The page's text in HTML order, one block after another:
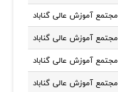
مجتمع آموزش عالی گناباد
مجتمع آموزش عالی گناباد
مجتمع آموزش عالی گناباد
مجتمع آموزش عالی گناباد